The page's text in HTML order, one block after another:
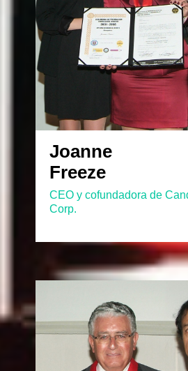
Joanne
Freeze
CEO y cofundadora de
Corp.